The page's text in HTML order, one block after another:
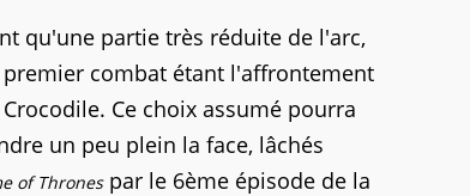
qu'une partie très réduite de l'arc,
combat étant l'affrontement
Ce choix assumé pourra
un peu plein la face, lâchés
of Thronespar le 6ème épisode de la